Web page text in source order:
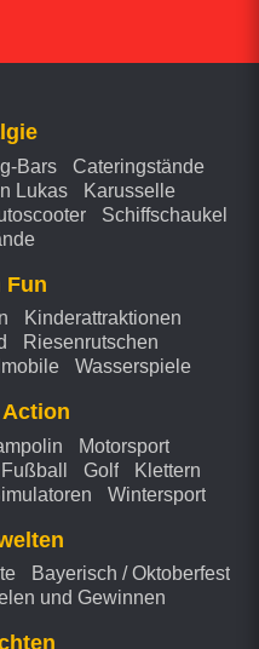
Bars
Cateringstände
Lukas
Karusselle
Schiffschaukel
Fun
Kinderattraktionen
Riesenrutschen
Wasserspiele
Motorsport
Fußball Golf
Klettern
Wintersport
Bayerisch / Oktoberfest
und Gewinnen